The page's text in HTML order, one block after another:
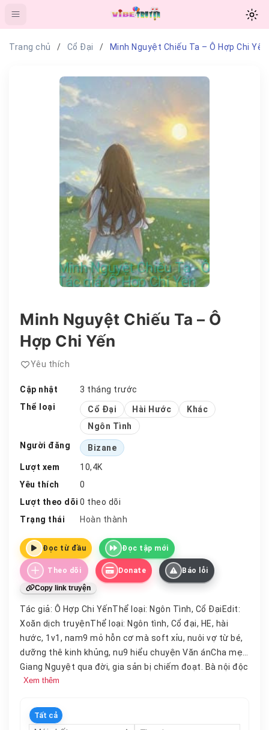
Trang chủ Cổ Đại Minh Nguyệt Chiếu Ta – Ô Hợp Chi Yến
Minh Nguyệt Chiếu Ta – Ô
Hợp Chi Yến
Yêu thích
Cập nhật
3 tháng trước
Thể loại
Cổ Đại Hài Hước
Khác
Ngôn Tình
Người đăng
Bizane
Lượt xem
10,4K
Yêu thích
0
Lượt theo dõi 0 theo dõi
Trạng thái
Hoàn thành
Đọc từ đầu Đọc tập mới
Theo dõi Donate Báo lỗi
Copy link truyện
Tác giả: Ô Hợp Chi YếnThể loại: Ngôn Tình, Cổ ĐạiEdit:
Xoăn dịch truyệnThể loại: Ngôn tình, Cổ đại, HE, hài
hước, 1v1, nam9 mỏ hỗn cơ mà soft xỉu, nuôi vợ từ bé,
dưỡng thê kinh khủng, nu9 hiểu chuyện Văn ánCha mẹ
Giang Nguyệt qua đời, gia sản bị chiếm đoạt. Bà nội độc
ác muốn nàng gả cho con trai ngốc của Thái Thú, nàng
nội đã định sẵn cho nàng.Nhiếp Chiếu còn trẻ đã trở
thành đầu lĩnh của đám lưu manh ở vùng Viễn Thành,
Xem thêm
Tất cả